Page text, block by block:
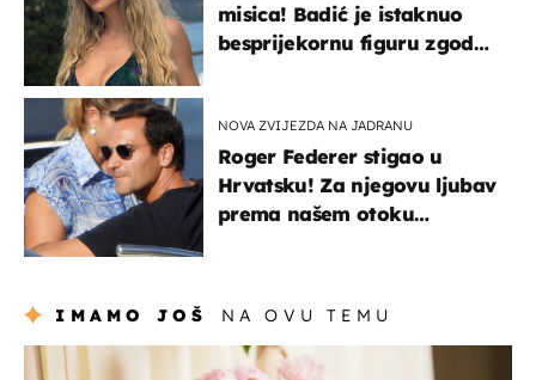
misica! Badić je istaknuo
besprijekornu figuru zgodne
NOVA ZVIJEZDA NA JADRANU
Roger Federer stigao u
Hrvatsku! Za njegovu ljubav
prema našem otoku
IMAMO JOŠ NA OVU TEMU
moda & ljepota